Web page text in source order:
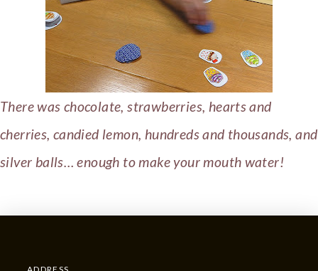
There was chocolate, strawberries, hearts and
cherries, candied lemon, hundreds and thousands, and
silver balls… enough to make your mouth water!